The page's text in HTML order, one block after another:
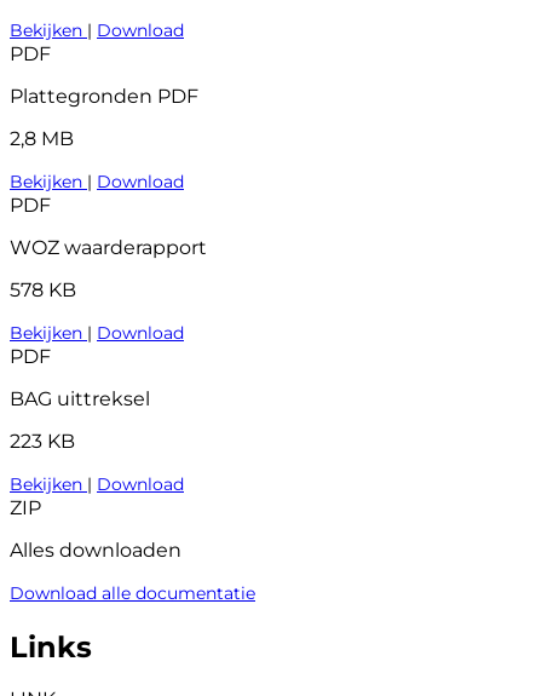
Bekijken | Download
PDF
Plattegronden PDF
2,8 MB
Bekijken | Download
PDF
WOZ waarderapport
578 KB
Bekijken | Download
PDF
BAG uittreksel
223 KB
Bekijken | Download
ZIP
Alles downloaden
Download alle documentatie
Links